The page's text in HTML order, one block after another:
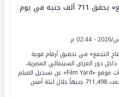
«سفاح التجمع» يحقق 711 ألف جنيه في يوم
التجمع» في تحقيق أرقام قوية
دور العرض السينمائي المصرية،
حيث كشفت بيانات موقع «Film Yard» عن تسجيل الفيلم
لإيرادات يومية بلغت 711,498 جنيهاً خلال ليلة أمس